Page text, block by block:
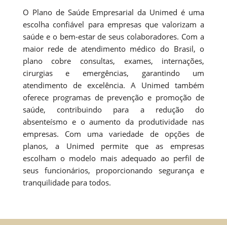
O Plano de Saúde Empresarial da Unimed é uma
escolha confiável para empresas que valorizam a
saúde e o bem-estar de seus colaboradores. Com a
maior rede de atendimento médico do Brasil, o
plano cobre consultas, exames, internações,
cirurgias e emergências, garantindo um
atendimento de excelência. A Unimed também
oferece programas de prevenção e promoção de
saúde, contribuindo para a redução do
absenteísmo e o aumento da produtividade nas
empresas. Com uma variedade de opções de
planos, a Unimed permite que as empresas
escolham o modelo mais adequado ao perfil de
seus funcionários, proporcionando segurança e
tranquilidade para todos.